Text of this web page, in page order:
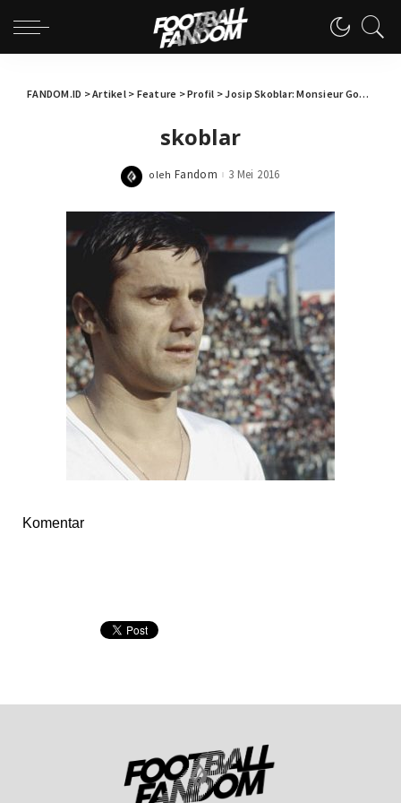
FANDOM.ID >Artikel> Feature >Profil >Josip Skoblar: Monsieur Goal bagi Olympique de Marseille
skoblar
Posted
oleh Fandom 3 Mei 2016
Komentar